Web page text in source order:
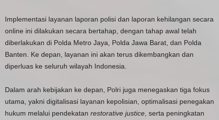
Implementasi layanan laporan polisi dan laporan kehilangan secara
online ini dilakukan secara bertahap, dengan tahap awal telah
diberlakukan di Polda Metro Jaya, Polda Jawa Barat, dan Polda
Banten. Ke depan, layanan ini akan terus dikembangkan dan
diperluas ke seluruh wilayah Indonesia.
Dalam arah kebijakan ke depan, Polri juga menegaskan tiga fokus
utama, yakni digitalisasi layanan kepolisian, optimalisasi penegakan
hukum melalui pendekatan restorative justice , serta peningkatan